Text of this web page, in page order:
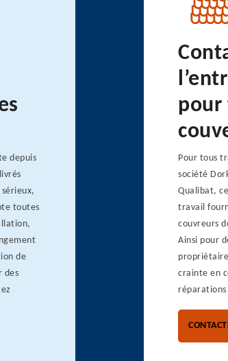
depuis
toutes
de
des
pour
Pour tous
société
Qualibat,
travail
couvreurs
Ainsi pour
crainte en